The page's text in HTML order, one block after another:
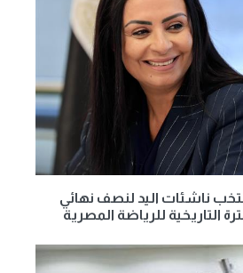
ناشئات اليد لنصف نهائي
التاريخية للرياضة المصرية